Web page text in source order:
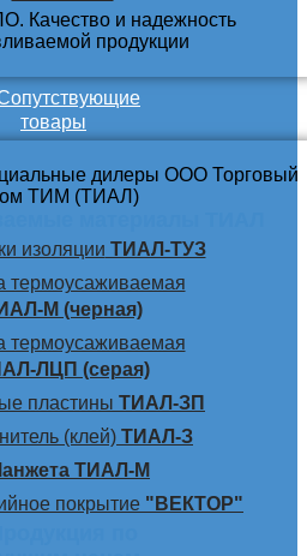
товары
изоляции ТИАЛ-ТУЗ
термоусаживаемая
М (черная)
термоусаживаемая
ЛЦП (серая)
пластины ТИАЛ-ЗП
(клей) ТИАЛ-З
ТИАЛ-М
покрытие "ВЕКТОР"